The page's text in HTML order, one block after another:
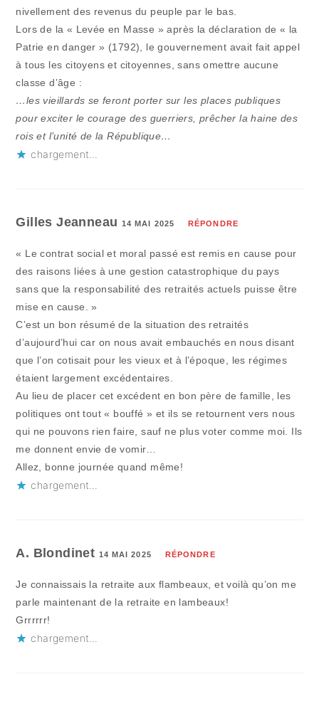
nivellement des revenus du peuple par le bas.
Lors de la « Levée en Masse » après la déclaration de « la
Patrie en danger » (1792), le gouvernement avait fait appel
à tous les citoyens et citoyennes, sans omettre aucune
classe d’âge :
…les vieillards se feront porter sur les places publiques
pour exciter le courage des guerriers, prêcher la haine des
rois et l’unité de la République…
chargement…
Gilles Jeanneau 14 MAI 2025 RÉPONDRE
« Le contrat social et moral passé est remis en cause pour
des raisons liées à une gestion catastrophique du pays
sans que la responsabilité des retraités actuels puisse être
mise en cause. »
C’est un bon résumé de la situation des retraités
d’aujourd’hui car on nous avait embauchés en nous disant
que l’on cotisait pour les vieux et à l’époque, les régimes
étaient largement excédentaires.
Au lieu de placer cet excédent en bon père de famille, les
politiques ont tout « bouffé » et ils se retournent vers nous
qui ne pouvons rien faire, sauf ne plus voter comme moi. Ils
me donnent envie de vomir…
Allez, bonne journée quand même!
chargement…
A. Blondinet 14 MAI 2025 RÉPONDRE
Je connaissais la retraite aux flambeaux, et voilà qu’on me
parle maintenant de la retraite en lambeaux!
Grrrrrr!
chargement…